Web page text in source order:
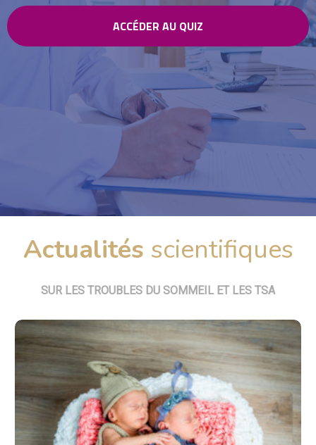
ACCÉDER AU QUIZ
Actualités scientifiques
SUR LES TROUBLES DU SOMMEIL ET LES TSA